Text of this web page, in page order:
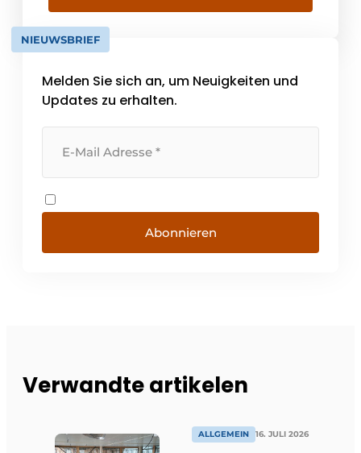
Erwerb von Wissen, zur gemeinsamen
Anerkennung von Wissensfragen und zur
Förderung der Entwicklung von neuen [...]
NIEUWSBRIEF
Melden Sie sich an, um Neuigkeiten und
Updates zu erhalten.
Abonnieren
Verwandte artikelen
ALLGEMEIN 16. JULI 2026